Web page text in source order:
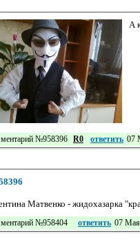
А
№958396 R0 ответить 07
Матвенко - жидохазарка
№958404 ответить 07